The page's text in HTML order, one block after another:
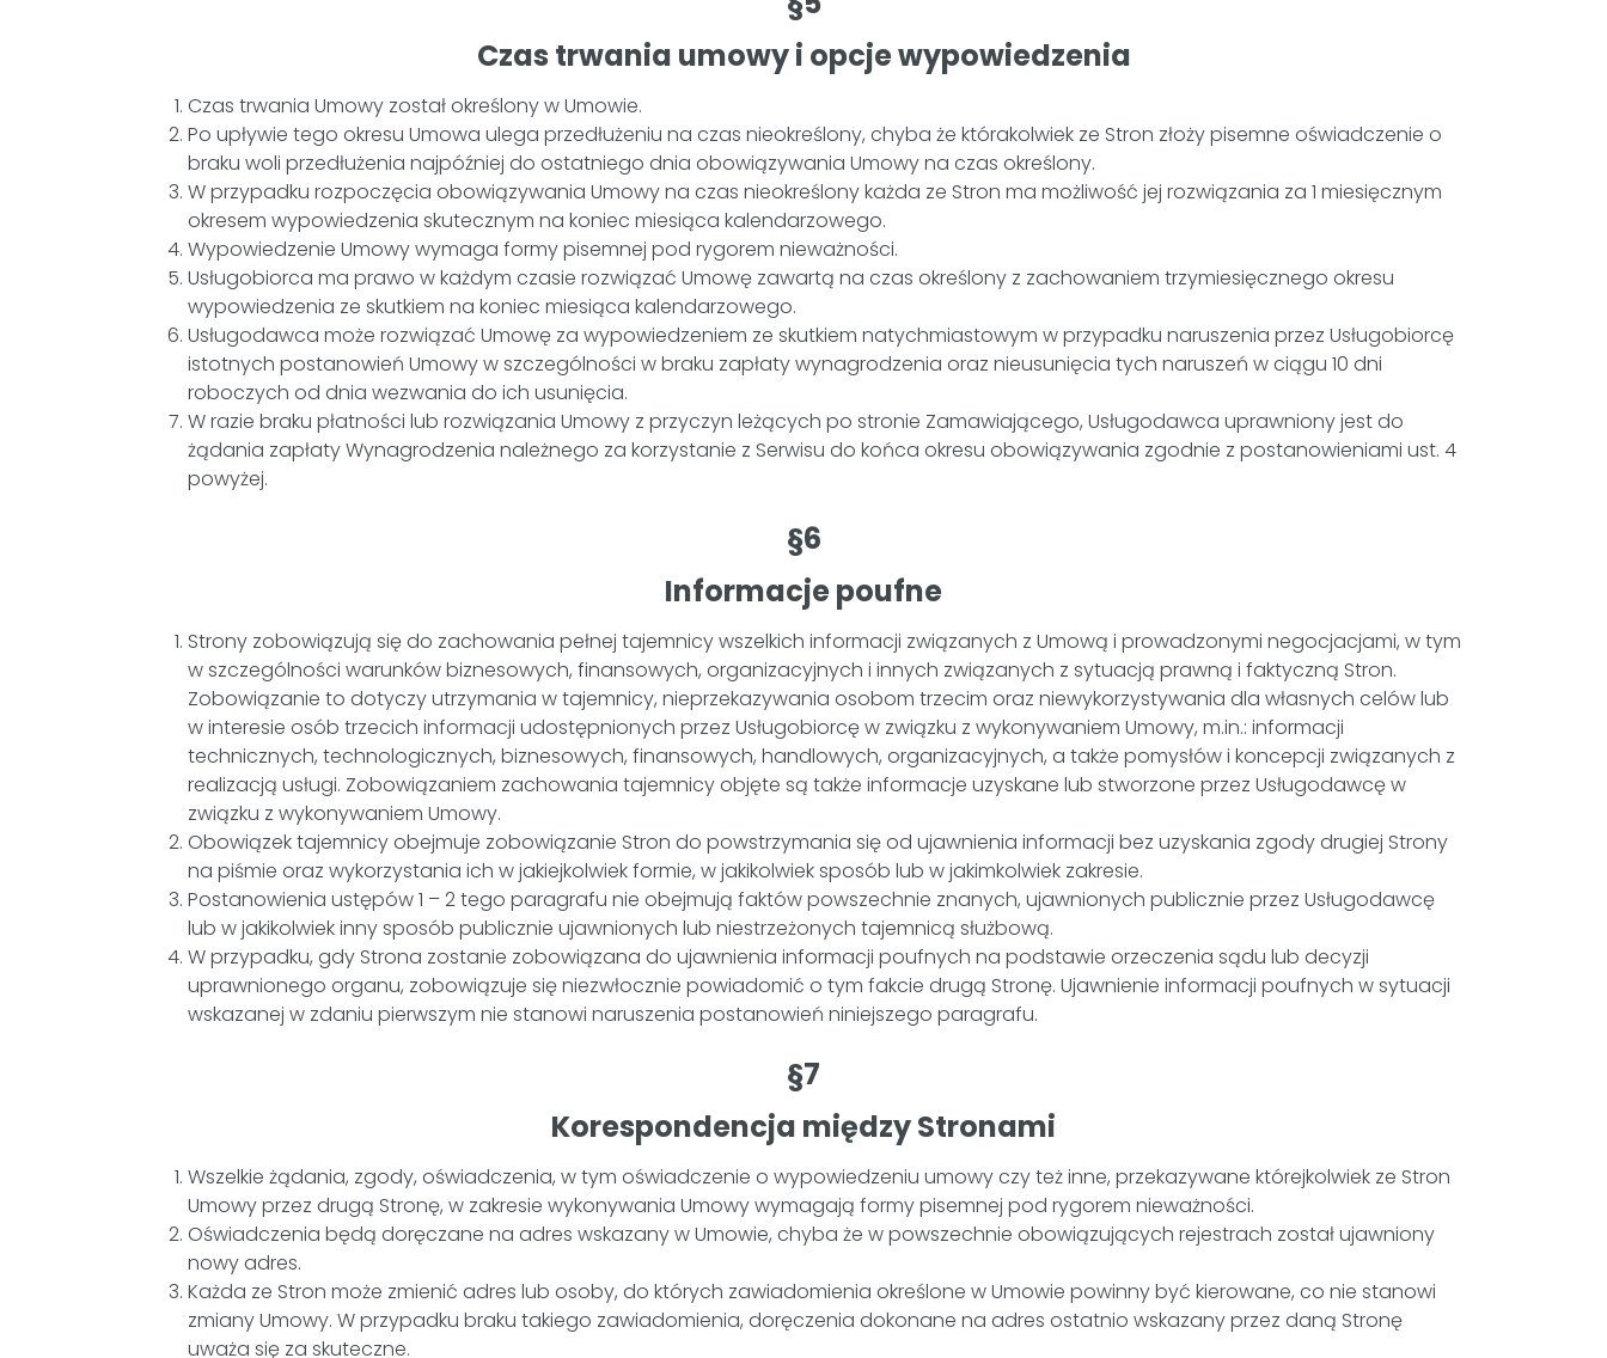
Czas trwania umowy i opcje wypowiedzenia
Czas trwania Umowy został określony w Umowie.
Po upływie tego okresu Umowa ulega przedłużeniu na czas nieokreślony, chyba że którakolwiek ze Stron złoży pisemne oświadczenie o
braku woli przedłużenia najpóźniej do ostatniego dnia obowiązywania Umowy na czas określony.
W przypadku rozpoczęcia obowiązywania Umowy na czas nieokreślony każda ze Stron ma możliwość jej rozwiązania za 1 miesięcznym
okresem wypowiedzenia skutecznym na koniec miesiąca kalendarzowego.
Wypowiedzenie Umowy wymaga formy pisemnej pod rygorem nieważności.
Usługobiorca ma prawo w każdym czasie rozwiązać Umowę zawartą na czas określony z zachowaniem trzymiesięcznego okresu
wypowiedzenia ze skutkiem na koniec miesiąca kalendarzowego.
Usługodawca może rozwiązać Umowę za wypowiedzeniem ze skutkiem natychmiastowym w przypadku naruszenia przez Usługobiorcę
istotnych postanowień Umowy w szczególności w braku zapłaty wynagrodzenia oraz nieusunięcia tych naruszeń w ciągu 10 dni
roboczych od dnia wezwania do ich usunięcia.
W razie braku płatności lub rozwiązania Umowy z przyczyn leżących po stronie Zamawiającego, Usługodawca uprawniony jest do
żądania zapłaty Wynagrodzenia należnego za korzystanie z Serwisu do końca okresu obowiązywania zgodnie z postanowieniami ust. 4
powyżej.
§6
Informacje poufne
Strony zobowiązują się do zachowania pełnej tajemnicy wszelkich informacji związanych z Umową i prowadzonymi negocjacjami, w tym
w szczególności warunków biznesowych, finansowych, organizacyjnych i innych związanych z sytuacją prawną i faktyczną Stron.
Zobowiązanie to dotyczy utrzymania w tajemnicy, nieprzekazywania osobom trzecim oraz niewykorzystywania dla własnych celów lub
w interesie osób trzecich informacji udostępnionych przez Usługobiorcę w związku z wykonywaniem Umowy, m.in.: informacji
technicznych, technologicznych, biznesowych, finansowych, handlowych, organizacyjnych, a także pomysłów i koncepcji związanych z
realizacją usługi. Zobowiązaniem zachowania tajemnicy objęte są także informacje uzyskane lub stworzone przez Usługodawcę w
związku z wykonywaniem Umowy.
Obowiązek tajemnicy obejmuje zobowiązanie Stron do powstrzymania się od ujawnienia informacji bez uzyskania zgody drugiej Strony
na piśmie oraz wykorzystania ich w jakiejkolwiek formie, w jakikolwiek sposób lub w jakimkolwiek zakresie.
Postanowienia ustępów 1 – 2 tego paragrafu nie obejmują faktów powszechnie znanych, ujawnionych publicznie przez Usługodawcę
lub w jakikolwiek inny sposób publicznie ujawnionych lub niestrzeżonych tajemnicą służbową.
W przypadku, gdy Strona zostanie zobowiązana do ujawnienia informacji poufnych na podstawie orzeczenia sądu lub decyzji
uprawnionego organu, zobowiązuje się niezwłocznie powiadomić o tym fakcie drugą Stronę. Ujawnienie informacji poufnych w sytuacji
wskazanej w zdaniu pierwszym nie stanowi naruszenia postanowień niniejszego paragrafu.
§7
Korespondencja między Stronami
Wszelkie żądania, zgody, oświadczenia, w tym oświadczenie o wypowiedzeniu umowy czy też inne, przekazywane którejkolwiek ze Stron
Umowy przez drugą Stronę, w zakresie wykonywania Umowy wymagają formy pisemnej pod rygorem nieważności.
Oświadczenia będą doręczane na adres wskazany w Umowie, chyba że w powszechnie obowiązujących rejestrach został ujawniony
nowy adres.
Każda ze Stron może zmienić adres lub osoby, do których zawiadomienia określone w Umowie powinny być kierowane, co nie stanowi
zmiany Umowy. W przypadku braku takiego zawiadomienia, doręczenia dokonane na adres ostatnio wskazany przez daną Stronę
uważa się za skuteczne.